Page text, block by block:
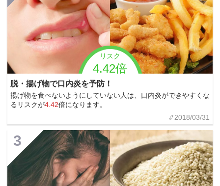
リスク
4.42倍
脱・揚げ物で口内炎を予防！
揚げ物を食べないようにしていない人は、口内炎ができやすくな
るリスクが4.42倍になります。
2018/03/31
3